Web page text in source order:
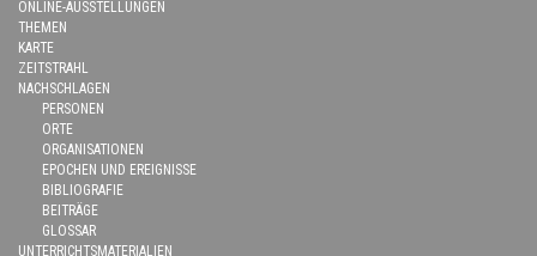
ONLINE-AUSSTELLUNGEN
THEMEN
KARTE
ZEITSTRAHL
NACHSCHLAGEN
PERSONEN
ORTE
ORGANISATIONEN
EPOCHEN UND EREIGNISSE
BIBLIOGRAFIE
BEITRÄGE
GLOSSAR
UNTERRICHTSMATERIALIEN